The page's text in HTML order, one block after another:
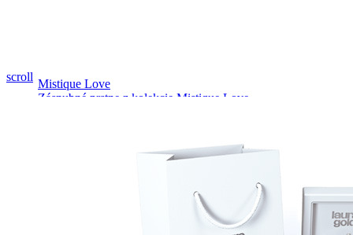
Mistique Love
Zásnubné prstne z kolekcie Mistique Love.
scroll